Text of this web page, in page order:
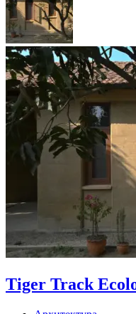
Tiger Track